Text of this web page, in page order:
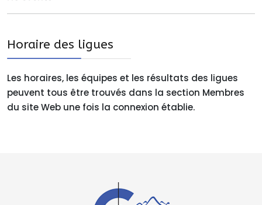
Horaire des ligues
Les horaires, les équipes et les résultats des ligues
peuvent tous être trouvés dans la section Membres
du site Web une fois la connexion établie.